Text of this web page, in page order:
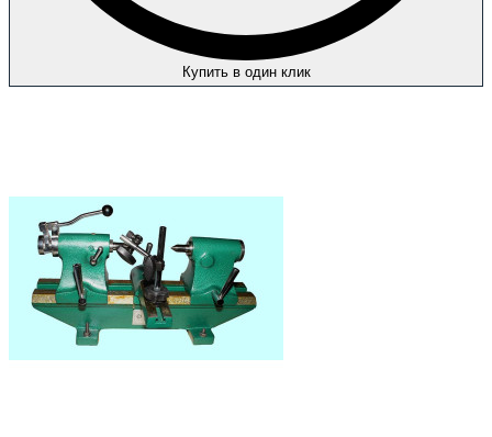
Купить в один клик